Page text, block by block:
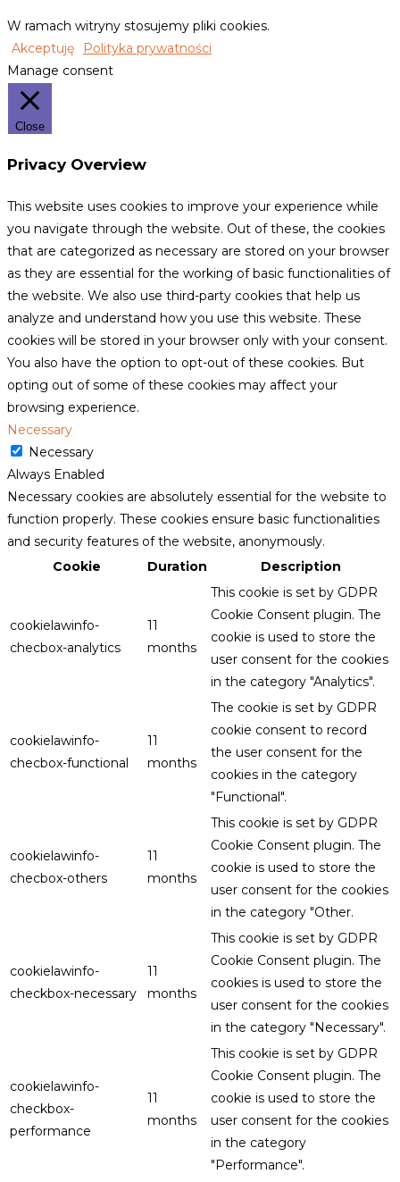
W ramach witryny stosujemy pliki cookies.
Akceptuję
Polityka prywatności
Manage consent
Close
Privacy Overview
This website uses cookies to improve your experience while
you navigate through the website. Out of these, the cookies
that are categorized as necessary are stored on your browser
as they are essential for the working of basic functionalities of
the website. We also use third-party cookies that help us
analyze and understand how you use this website. These
cookies will be stored in your browser only with your consent.
You also have the option to opt-out of these cookies. But
opting out of some of these cookies may affect your
browsing experience.
Necessary
Necessary
Always Enabled
Necessary cookies are absolutely essential for the website to
function properly. These cookies ensure basic functionalities
and security features of the website, anonymously.
Cookie
Duration Description
cookielawinfo-
checbox-analytics
11
months
This cookie is set by GDPR
Cookie Consent plugin. The
cookie is used to store the
user consent for the cookies
in the category "Analytics".
cookielawinfo-
checbox-functional
11
months
The cookie is set by GDPR
cookie consent to record
the user consent for the
cookies in the category
"Functional".
cookielawinfo-
checbox-others
11
months
This cookie is set by GDPR
Cookie Consent plugin. The
cookie is used to store the
user consent for the cookies
in the category "Other.
cookielawinfo-
checkbox-necessary
11
months
This cookie is set by GDPR
Cookie Consent plugin. The
cookies is used to store the
user consent for the cookies
in the category "Necessary".
cookielawinfo-
checkbox-
performance
11
months
This cookie is set by GDPR
Cookie Consent plugin. The
cookie is used to store the
user consent for the cookies
in the category
"Performance".